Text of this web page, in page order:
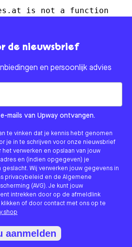
is not a function
de nieuwsbrief
en persoonlijk advies
from us?
mails van Upway ontvangen.
te vinken dat je kennis hebt genomen
je in te schrijven voor onze nieuwsbrief
verwerken en opslaan van jouw
en (indien opgegeven) je
Wij verwerken jouw gegevens in
privacybeleid en de Algemene
(AVG). Je kunt jouw
intrekken door op de afmeldlink
of door contact met ons op te
aanmelden